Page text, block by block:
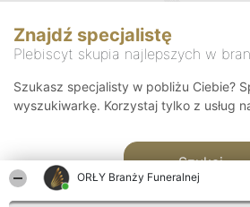
ORŁY Branży Funeralnej
Znajdź specjalistę
Plebiscyt skupia najlepszych w
Szukasz specjalisty w pobliżu Ciebie?
wyszukiwarkę. Korzystaj tylko z usług
Szukaj